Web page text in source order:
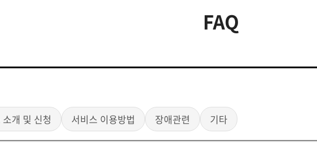
FAQ
개 및 신청 서비스 이용방법 장애관련 기타